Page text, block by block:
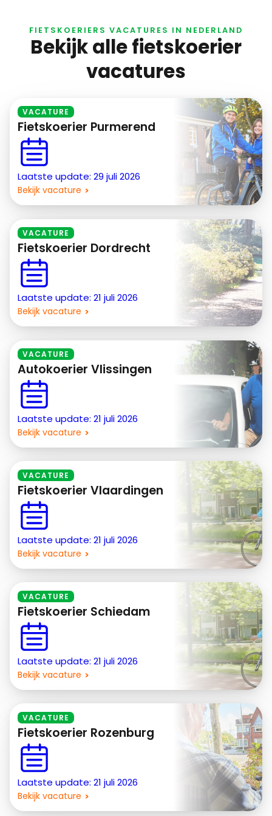
FIETSKOERIERS VACATURES IN NEDERLAND
Bekijk alle fietskoerier
vacatures
VACATURE
Fietskoerier Purmerend
Laatste update: 29 juli 2026
Bekijk vacature
VACATURE
Fietskoerier Dordrecht
Laatste update: 21 juli 2026
Bekijk vacature
VACATURE
Autokoerier Vlissingen
Laatste update: 21 juli 2026
Bekijk vacature
VACATURE
Fietskoerier Vlaardingen
Laatste update: 21 juli 2026
Bekijk vacature
VACATURE
Fietskoerier Schiedam
Laatste update: 21 juli 2026
Bekijk vacature
VACATURE
Fietskoerier Rozenburg
Laatste update: 21 juli 2026
Bekijk vacature